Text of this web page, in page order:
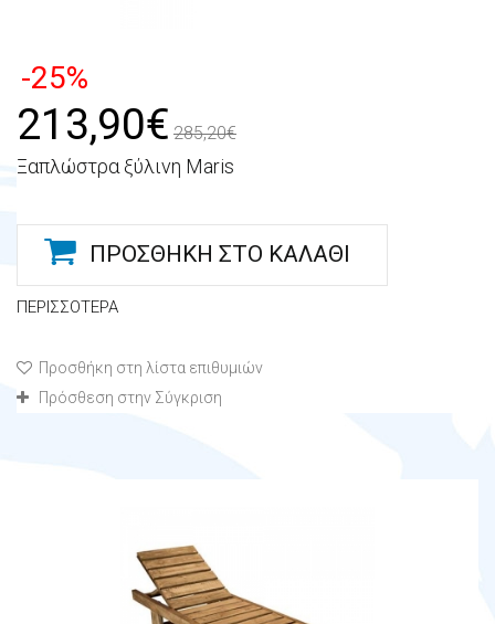
-25%
213,90€ 285,20€
Ξαπλώστρα ξύλινη Maris
ΠΡΟΣΘΉΚΗ ΣΤΟ ΚΑΛΆΘΙ
ΠΕΡΙΣΣΌΤΕΡΑ
Προσθήκη στη λίστα επιθυμιών
Πρόσθεση στην Σύγκριση